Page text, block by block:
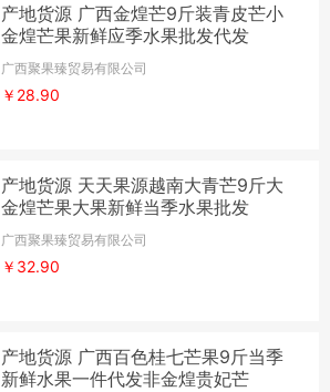
产地货源 广西金煌芒9斤装青皮芒小
金煌芒果新鲜应季水果批发代发
广西聚果臻贸易有限公司
￥28.90
产地货源 天天果源越南大青芒9斤大
金煌芒果大果新鲜当季水果批发
广西聚果臻贸易有限公司
￥32.90
产地货源 广西百色桂七芒果9斤当季
新鲜水果一件代发非金煌贵妃芒